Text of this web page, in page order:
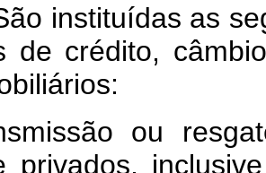
instituídas as
de crédito,
ou
privados,